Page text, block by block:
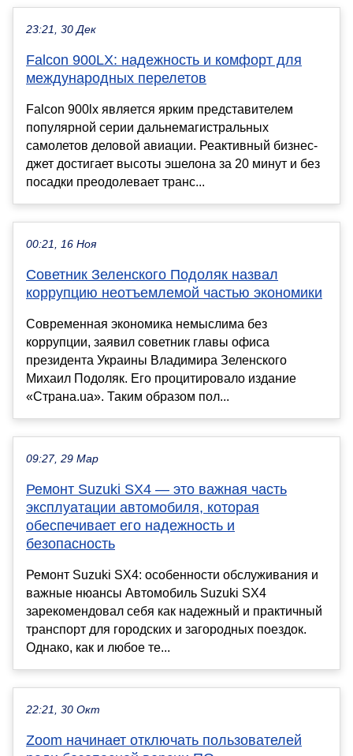
23:21, 30 Дек
Falcon 900LX: надежность и комфорт для
международных перелетов
Falcon 900lx является ярким представителем
популярной серии дальнемагистральных
самолетов деловой авиации. Реактивный бизнес-
джет достигает высоты эшелона за 20 минут и без
посадки преодолевает транс...
00:21, 16 Ноя
Советник Зеленского Подоляк назвал
коррупцию неотъемлемой частью экономики
Современная экономика немыслима без
коррупции, заявил советник главы офиса
президента Украины Владимира Зеленского
Михаил Подоляк. Его процитировало издание
«Страна.ua». Таким образом пол...
09:27, 29 Мар
Ремонт Suzuki SX4 — это важная часть
эксплуатации автомобиля, которая
обеспечивает его надежность и
безопасность
Ремонт Suzuki SX4: особенности обслуживания и
важные нюансы Автомобиль Suzuki SX4
зарекомендовал себя как надежный и практичный
транспорт для городских и загородных поездок.
Однако, как и любое те...
22:21, 30 Окт
Zoom начинает отключать пользователей